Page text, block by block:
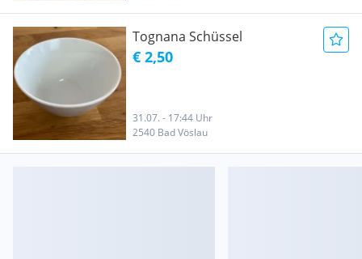
Tognana Schüssel
€ 2,50
31.07. - 17:44 Uhr
2540 Bad Vöslau